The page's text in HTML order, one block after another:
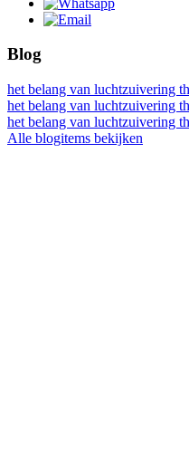
Blog
het belang van luchtzuivering
het belang van luchtzuivering
het belang van luchtzuivering
Alle blogitems bekijken